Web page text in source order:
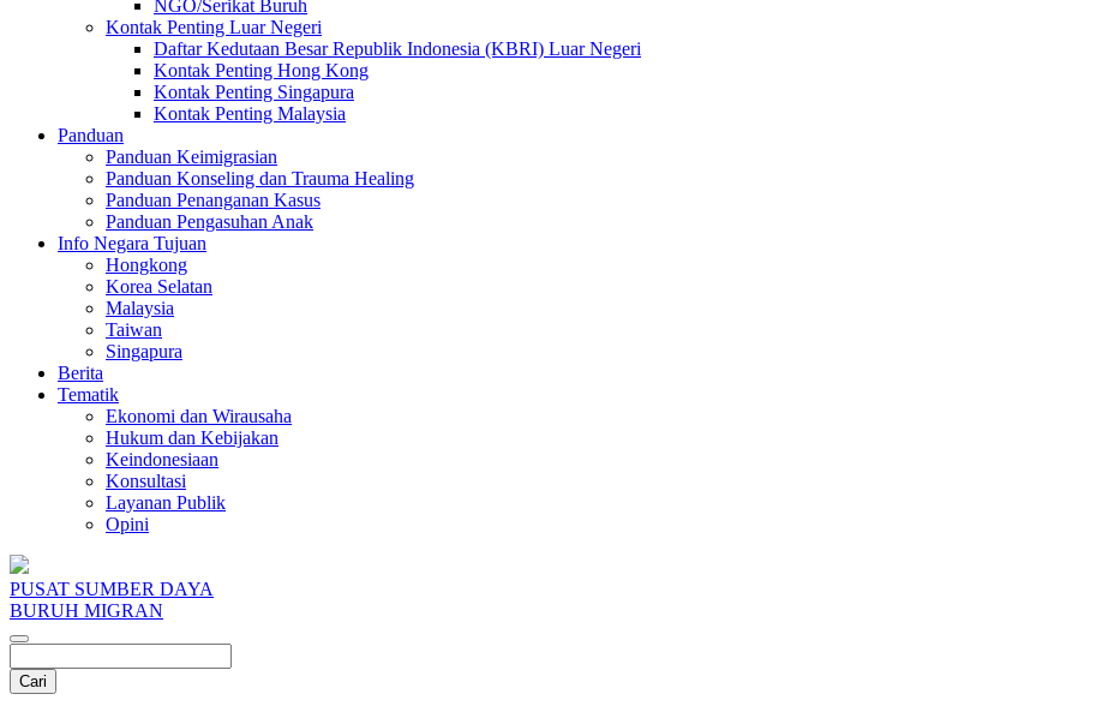
NGO/Serikat Buruh
Kontak Penting Luar Negeri
Daftar Kedutaan Besar Republik Indonesia (KBRI) Luar Negeri
Kontak Penting Hong Kong
Kontak Penting Singapura
Kontak Penting Malaysia
Panduan
Panduan Keimigrasian
Panduan Konseling dan Trauma Healing
Panduan Penanganan Kasus
Panduan Pengasuhan Anak
Info Negara Tujuan
Hongkong
Korea Selatan
Malaysia
Taiwan
Singapura
Berita
Tematik
Ekonomi dan Wirausaha
Hukum dan Kebijakan
Keindonesiaan
Konsultasi
Layanan Publik
Opini
PUSAT SUMBER DAYA
BURUH MIGRAN